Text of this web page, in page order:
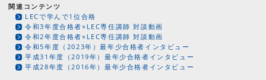
関連コンテンツ
LECで学んで1位合格
令和3年度合格者×LEC専任講師 対談動画
令和2年度合格者×LEC専任講師 対談動画
令和5年度（2023年）最年少合格者インタビュー
平成31年度（2019年）最年少合格者インタビュー
平成28年度（2016年）最年少合格者インタビュー